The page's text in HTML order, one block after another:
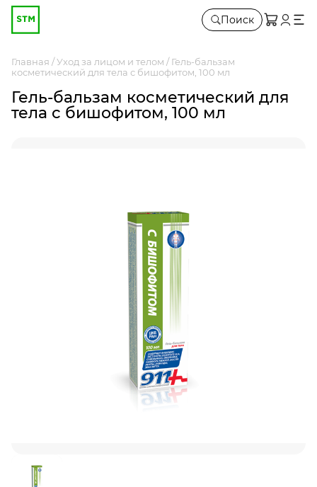
Поиск
Главная Уход за лицом и телом
Гель-бальзам
косметический для тела с бишофитом, 100 мл
Гель-бальзам косметический для
тела с бишофитом, 100 мл